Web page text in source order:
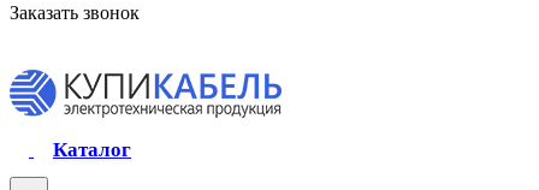
Заказать звонок
Каталог